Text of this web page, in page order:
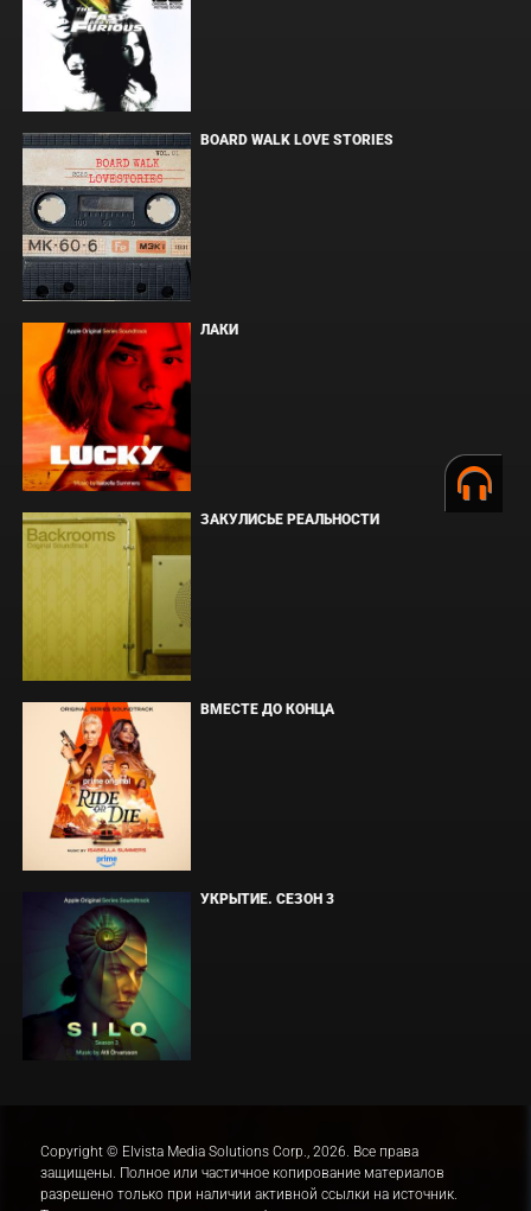
BOARD WALK LOVE STORIES
ЛАКИ
ЗАКУЛИСЬЕ РЕАЛЬНОСТИ
ВМЕСТЕ ДО КОНЦА
УКРЫТИЕ. СЕЗОН 3
Copyright © Elvista Media Solutions Corp., 2026. Все права
защищены. Полное или частичное копирование материалов
разрешено только при наличии активной ссылки на источник.